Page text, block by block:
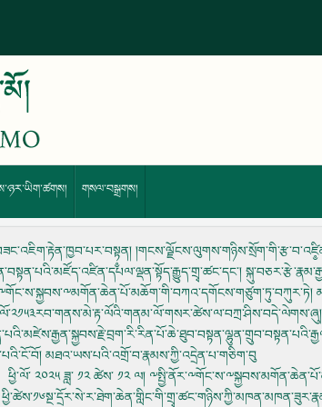
གསལ་བསྒྲགས།
།གངས་ལྗོངས་ལུགས་གཉིས་སྲོག་གི་རྩ་བ་འཛི༵ན
མཐའ་ཡས་པའི་འགྲོ་བ་རྣམས་ཀྱི་འདྲེན་པ་གཅིག་བུ
༢༠༢༥ ཟླ་ ༡༢ ཚེས་ ༡༢ ལ།